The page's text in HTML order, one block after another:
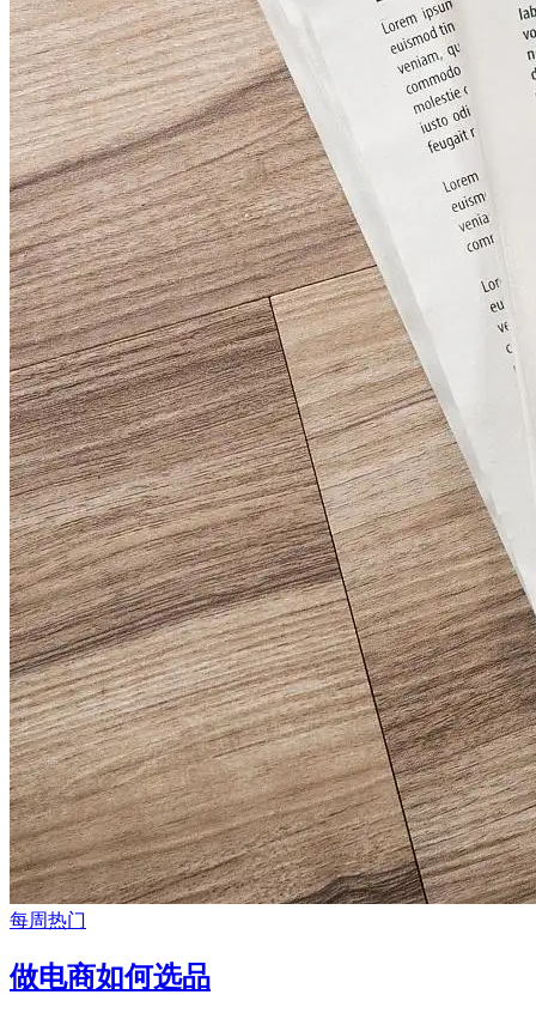
每周热门
做电商如何选品